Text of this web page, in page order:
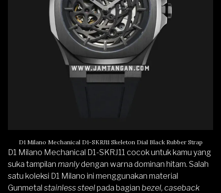
D1 Milano Mechanical D1-SKRJ11 Skeleton Dial Black Rubber Strap
D1 Milano Mechanical D1-SKRJ11 cocok untuk kamu yang
suka tampilan manlydengan warna dominan hitam. Salah
satu koleksi D1 Milano ini menggunakan material
Gunmetal stainless steelpada bagian bezel, caseback